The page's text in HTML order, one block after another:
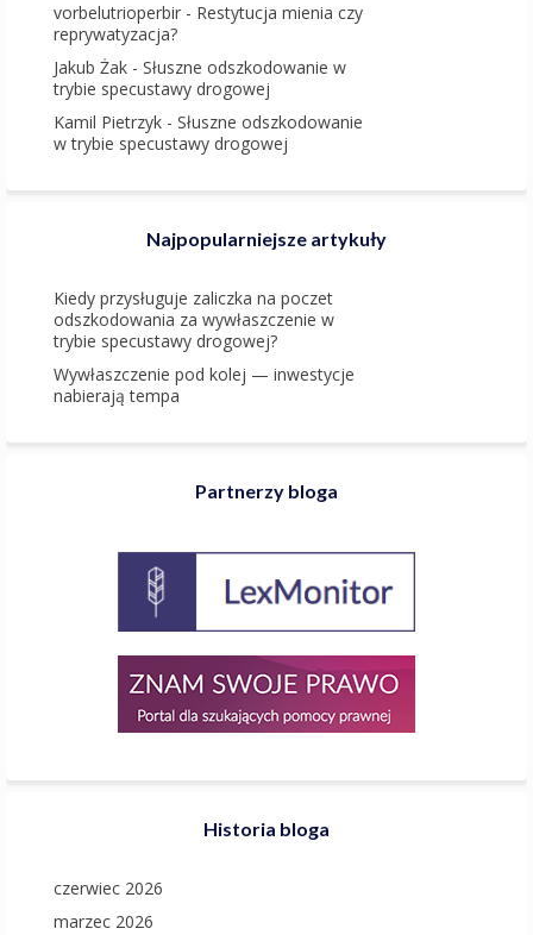
vorbelutrioperbir - Restytucja mienia czy
reprywatyzacja?
Jakub Żak - Słuszne odszkodowanie w
trybie specustawy drogowej
Kamil Pietrzyk - Słuszne odszkodowanie
w trybie specustawy drogowej
Najpopularniejsze artykuły
Kiedy przysługuje zaliczka na poczet
odszkodowania za wywłaszczenie w
trybie specustawy drogowej?
Wywłaszczenie pod kolej — inwestycje
nabierają tempa
Partnerzy bloga
Historia bloga
czerwiec 2026
marzec 2026